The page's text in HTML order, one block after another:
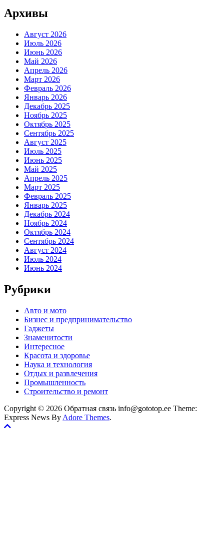
Архивы
Август 2026
Июль 2026
Июнь 2026
Май 2026
Апрель 2026
Март 2026
Февраль 2026
Январь 2026
Декабрь 2025
Ноябрь 2025
Октябрь 2025
Сентябрь 2025
Август 2025
Июль 2025
Июнь 2025
Май 2025
Апрель 2025
Март 2025
Февраль 2025
Январь 2025
Декабрь 2024
Ноябрь 2024
Октябрь 2024
Сентябрь 2024
Август 2024
Июль 2024
Июнь 2024
Рубрики
Авто и мото
Бизнес и предпринимательство
Гаджеты
Знаменитости
Интересное
Красота и здоровье
Наука и технология
Отдых и развлечения
Промышленность
Строительство и ремонт
Copyright © 2026 Обратная связь info@gototop.ee Theme:
Express News By Adore Themes.